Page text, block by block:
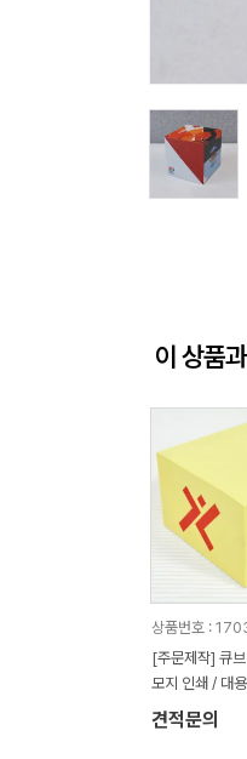
이 상품
상품번호 :
[주문제작] 큐
모지 인쇄 / 대
0매)
견적문의